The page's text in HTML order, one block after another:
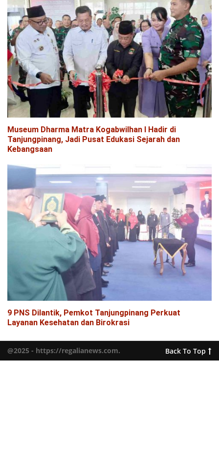
Museum Dharma Matra Kogabwilhan I Hadir di
Tanjungpinang, Jadi Pusat Edukasi Sejarah dan
Kebangsaan
9 PNS Dilantik, Pemkot Tanjungpinang Perkuat
Layanan Kesehatan dan Birokrasi
@2025 - https://regalianews.com. Back To Top